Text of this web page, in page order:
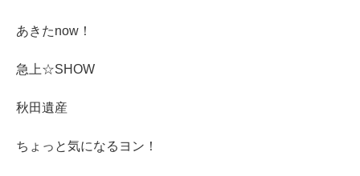
あきたnow！
急上☆SHOW
秋田遺産
ちょっと気になるヨン！